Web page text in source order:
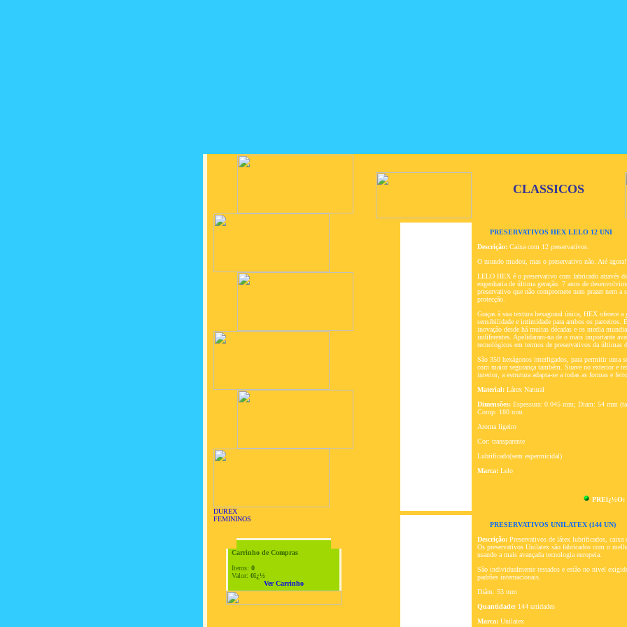
DUREX
FEMININOS
Carrinho de Compras
Items: 0
Valor: 0ï¿½
Ver Carrinho
CLASSICOS
PRESERVATIVOS HEX LELO 12 UNI
Descrição: Caixa com 12 preservativos.
O mundo mudou, mas o preservativo não. Até agora!
LELO HEX é o preservativo com fabricado através
engenharia de última geração. 7 anos de
preservativo que não compromete nem prazer nem a
protecção.
Graças à sua textura hexagonal única, HEX oferece a
sensibilidade e intimidade para ambos os parceiros.
inovação desde há muitas décadas e os media
indiferentes. Apelidaram-na de o mais importante
tecnológicos em termos de preservativos da últimas
São 350 hexágonos interligados, para permitir uma
com maior segurança também. Suave no exterior e
interior, a estrutura adapta-se a todas as formas e
Material: Látex Natural
Dimensões: Espessura: 0.045 mm; Diam: 54 mm
Comp: 180 mm
Aroma ligeiro
Cor: transparente
Lubrificado(sem espermicidal)
Marca: Lelo
PREï¿½O:
PRESERVATIVOS UNILATEX (144 UN)
Descrição: Preservativos de látex lubrificados, caixa
Os preservativos Unilatex são fabricados com o
usando a mais avançada tecnologia europeia.
São individualmente testados e estão no nivel
padrões internacionais.
Diâm. 53 mm
Quantidade: 144 unidades
Marca: Unilatex